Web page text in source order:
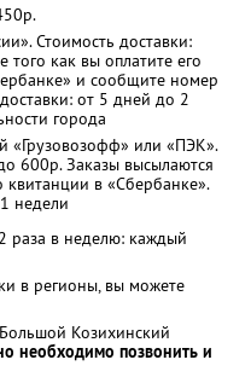
Стоимость доставки:
того как вы оплатите его
и сообщите номер
от 5 дней до 2
города
«Грузовозофф» или «ПЭК».
600р. Заказы высылаются
квитанции в «Сбербанке».
недели
раза в неделю: каждый
в регионы, вы можете
Козихинский
необходимо позвонить и